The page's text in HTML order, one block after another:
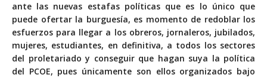
ante las nuevas estafas políticas que es lo único que
puede ofertar la burguesía, es momento de redoblar los
esfuerzos para llegar a los obreros, jornaleros, jubilados,
mujeres, estudiantes, en definitiva, a todos los sectores
del proletariado y conseguir que hagan suya la política
del PCOE, pues únicamente son ellos organizados bajo